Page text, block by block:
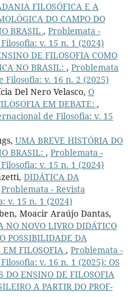
FILOSÓFICA E A
DO CAMPO DO
BRASIL , Problemata -
v. 15 n. 1 (2024)
DE FILOSOFIA COMO
NO BRASIL: , Problemata
v. 16 n. 2 (2025)
Del Nero Velasco, O
EM DEBATE: ,
de Filosofia: v. 15
UMA BREVE HISTÓRIA DO
BRASIL: , Problemata -
v. 15 n. 1 (2024)
DIDÁTICA DA
Problemata - Revista
v. 15 n. 1 (2024)
Moacir Araújo Dantas,
NO NOVO LIVRO DIDÁTICO
POSSIBILIDADE DA
EM FILOSOFIA , Problemata -
v. 16 n. 1 (2025): OS
DO ENSINO DE FILOSOFIA
A PARTIR DO PROF-